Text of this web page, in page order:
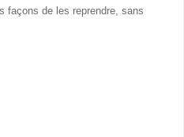
façons de les reprendre, sans